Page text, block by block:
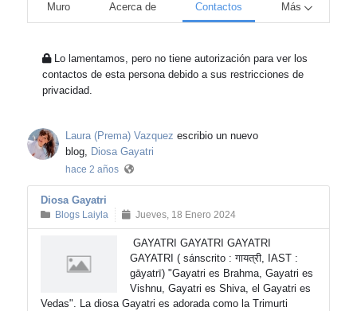
Muro Acerca de Contactos Más
Lo lamentamos, pero no tiene autorización para ver los
contactos de esta persona debido a sus restricciones de
privacidad.
Laura (Prema) Vazquez escribio un nuevo
blog, Diosa Gayatri
hace 2 años
Diosa Gayatri
Blogs Laiyla Jueves, 18 Enero 2024
GAYATRI GAYATRI GAYATRI
GAYATRI ( sánscrito : गायत्री, IAST :
gāyatrī) "Gayatri es Brahma, Gayatri es
Vishnu, Gayatri es Shiva, el Gayatri es
Vedas". La diosa Gayatri es adorada como la Trimurti